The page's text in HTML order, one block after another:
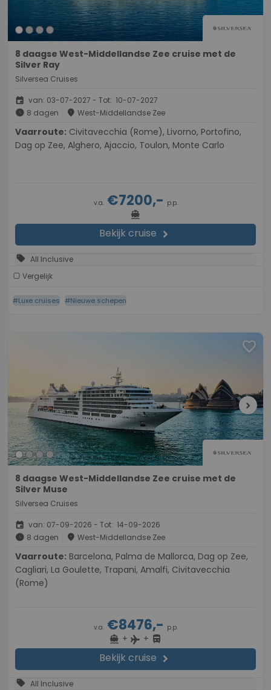
8 daagse West-Middellandse Zee cruise met de
Silver Ray
Silversea Cruises
event van: 03-07-2027 - Tot: 10-07-2027
schedule 8 dagen place West-Middellandse Zee
Vaarroute:
Dag op Zee, Alghero, Ajaccio, Toulon, Monte Carlo
v.a.€7200,- p.p.
directions_boat
Bekijk cruise chevron_right
sell All Inclusive
Vergelijk
#Luxe cruises #Nieuwe schepen
favorite
chevron_right
8 daagse West-Middellandse Zee cruise met de
Silver Muse
Silversea Cruises
event van: 07-09-2026 - Tot: 14-09-2026
schedule 8 dagen place West-Middellandse Zee
Vaarroute:
Cagliari, La Goulette, Trapani, Amalfi, Civitavecchia
(Rome)
v.a.€8476,- p.p.
directions_boat + flight + directions_bus
Bekijk cruise chevron_right
sell All Inclusive